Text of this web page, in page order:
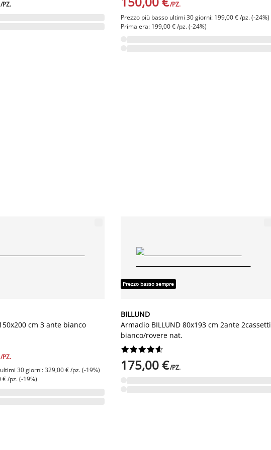
/PZ.
/PZ.
Prezzo più basso ultimi 30 giorni: 199,00 € /pz. (-24%)
Prima era: 199,00 € /pz. (-24%)
cm 3 ante bianco
/PZ.
30 giorni: 329,00 € /pz. (-19%)
/pz. (-19%)
Prezzo basso sempre
BILLUND
Armadio BILLUND 80x193 cm 2ante 2cassetti
bianco/rovere nat.






175,00 €/PZ.